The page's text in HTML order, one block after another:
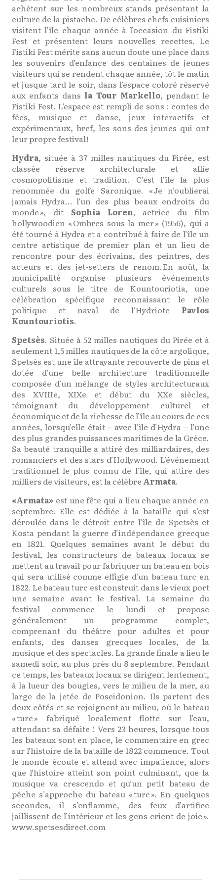
achètent sur les nombreux stands présentant la
culture de la pistache. De célèbres chefs cuisiniers
visitent l’île chaque année à l’occasion du Fistiki
Fest et présentent leurs nouvelles recettes. Le
Fistiki Fest mérite sans aucun doute une place dans
les souvenirs d’enfance des centaines de jeunes
visiteurs qui se rendent chaque année, tôt le matin
et jusque tard le soir, dans l’espace coloré réservé
aux enfants dans la Tour Markello, pendant le
Fistiki Fest. L’espace est rempli de sons : contes de
fées, musique et danse, jeux interactifs et
expérimentaux, bref, les sons des jeunes qui ont
leur propre festival!
Hydra, située à 37 milles nautiques du Pirée, est
classée réserve architecturale et allie
cosmopolitisme et tradition. C’est l’île la plus
renommée du golfe Saronique. « Je n’oublierai
jamais Hydra… l’un des plus beaux endroits du
monde », dit Sophia Loren, actrice du film
hollywoodien « Ombres sous la mer » (1956), qui a
été tourné à Hydra et a contribué à faire de l’île un
centre artistique de premier plan et un lieu de
rencontre pour des écrivains, des peintres, des
acteurs et des jet-setters de renom. En août, la
municipalité organise plusieurs événements
culturels sous le titre de Kountouriotia, une
célébration spécifique reconnaissant le rôle
politique et naval de l’Hydriote Pavlos
Kountouriotis.
Spetsès. Située à 52 milles nautiques du Pirée et à
seulement 1,5 milles nautiques de la côte argolique,
Spetsès est une île attrayante recouverte de pins et
dotée d’une belle architecture traditionnelle
composée d’un mélange de styles architecturaux
des XVIIIe, XIXe et début du XXe siècles,
témoignant du développement culturel et
économique et de la richesse de l’île au cours de ces
années, lorsqu’elle était – avec l’île d’Hydra – l’une
des plus grandes puissances maritimes de la Grèce.
Sa beauté tranquille a attiré des milliardaires, des
romanciers et des stars d’Hollywood. L’événement
traditionnel le plus connu de l’île, qui attire des
milliers de visiteurs, est la célèbre Armata.
«Armata» est une fête qui a lieu chaque année en
septembre. Elle est dédiée à la bataille qui s’est
déroulée dans le détroit entre l’île de Spetsès et
Kosta pendant la guerre d’indépendance grecque
en 1821. Quelques semaines avant le début du
festival, les constructeurs de bateaux locaux se
mettent au travail pour fabriquer un bateau en bois
qui sera utilisé comme effigie d’un bateau turc en
1822. Le bateau turc est construit dans le vieux port
une semaine avant le festival. La semaine du
festival commence le lundi et propose
généralement un programme complet,
comprenant du théâtre pour adultes et pour
enfants, des danses grecques locales, de la
musique et des spectacles. La grande finale a lieu le
samedi soir, au plus près du 8 septembre. Pendant
ce temps, les bateaux locaux se dirigent lentement,
à la lueur des bougies, vers le milieu de la mer, au
large de la jetée de Poseidonion. Ils partent des
deux côtés et se rejoignent au milieu, où le bateau
« turc » fabriqué localement flotte sur l’eau,
attendant sa défaite ! Vers 23 heures, lorsque tous
les bateaux sont en place, le commentaire en grec
sur l’histoire de la bataille de 1822 commence. Tout
le monde écoute et attend avec impatience, alors
que l’histoire atteint son point culminant, que la
musique va crescendo et qu’un petit bateau de
pêche s’approche du bateau « turc ». En quelques
secondes, il s’enflamme, des feux d’artifice
jaillissent de l’intérieur et les gens crient de joie ».
www.spetsesdirect.com